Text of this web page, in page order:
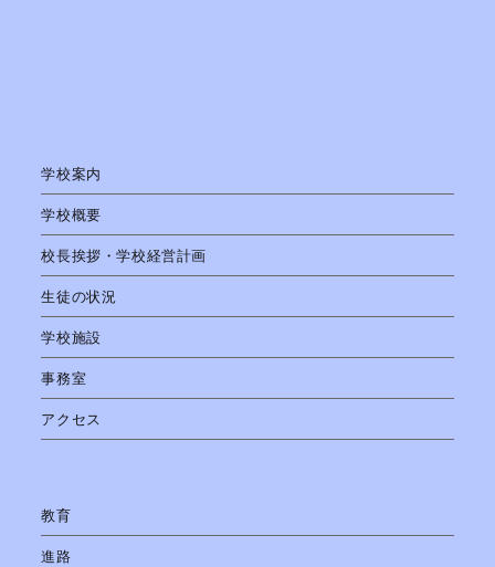
学校案内
学校概要
校長挨拶・学校経営計画
生徒の状況
学校施設
事務室
アクセス
教育
進路